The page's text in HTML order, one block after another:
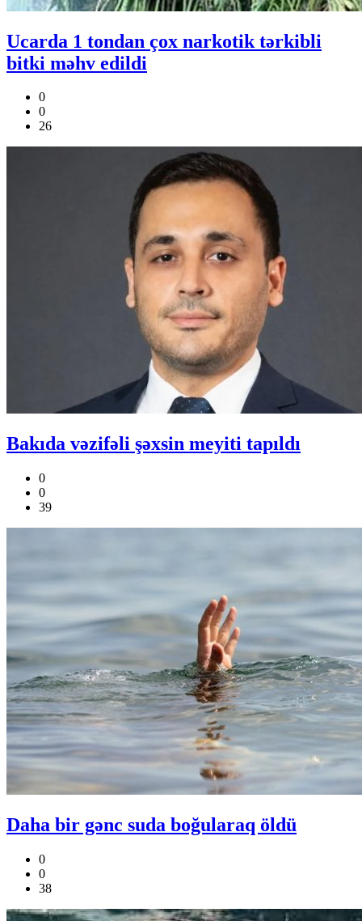
Ucarda 1 tondan çox narkotik tərkibli
bitki məhv edildi
0
0
26
Bakıda vəzifəli şəxsin meyiti tapıldı
0
0
39
Daha bir gənc suda boğularaq öldü
0
0
38